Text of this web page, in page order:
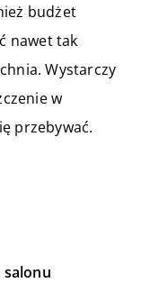
budżet
nawet tak
Wystarczy
w
przebywać.
salonu